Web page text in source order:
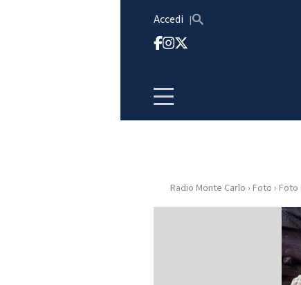
Accedi
HOMERadio Monte Carlo › Foto › Foto